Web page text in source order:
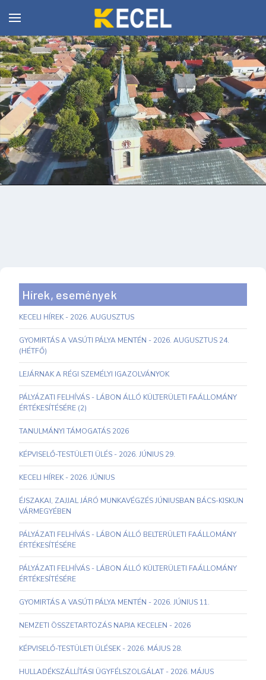
Hírek, események
KECELI HÍREK - 2026. AUGUSZTUS
GYOMIRTÁS A VASÚTI PÁLYA MENTÉN - 2026. AUGUSZTUS 24.
(HÉTFŐ)
LEJÁRNAK A RÉGI SZEMÉLYI IGAZOLVÁNYOK
PÁLYÁZATI FELHÍVÁS - LÁBON ÁLLÓ KÜLTERÜLETI FAÁLLOMÁNY
ÉRTÉKESÍTÉSÉRE (2)
TANULMÁNYI TÁMOGATÁS 2026
KÉPVISELŐ-TESTÜLETI ÜLÉS - 2026. JÚNIUS 29.
KECELI HÍREK - 2026. JÚNIUS
ÉJSZAKAI, ZAJJAL JÁRÓ MUNKAVÉGZÉS JÚNIUSBAN BÁCS-KISKUN
VÁRMEGYÉBEN
PÁLYÁZATI FELHÍVÁS - LÁBON ÁLLÓ BELTERÜLETI FAÁLLOMÁNY
ÉRTÉKESÍTÉSÉRE
PÁLYÁZATI FELHÍVÁS - LÁBON ÁLLÓ KÜLTERÜLETI FAÁLLOMÁNY
ÉRTÉKESÍTÉSÉRE
GYOMIRTÁS A VASÚTI PÁLYA MENTÉN - 2026. JÚNIUS 11.
NEMZETI ÖSSZETARTOZÁS NAPJA KECELEN - 2026
KÉPVISELŐ-TESTÜLETI ÜLÉSEK - 2026. MÁJUS 28.
HULLADÉKSZÁLLÍTÁSI ÜGYFÉLSZOLGÁLAT - 2026. MÁJUS